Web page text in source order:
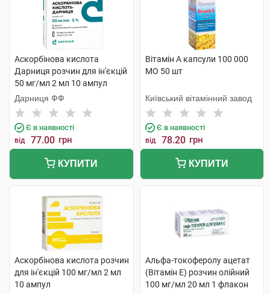
Аскорбінова кислота
Дарниця розчин для ін'єкцій
50 мг/мл 2 мл 10 ампул
Дарниця ФФ
Є в наявності
від 77.00 грн
КУПИТИ
Вітамін A капсули 100 000
МО 50 шт
Київський вітамінний завод
Є в наявності
від 78.20 грн
КУПИТИ
Аскорбінова кислота розчин
для ін'єкцій 100 мг/мл 2 мл
10 ампул
Альфа-токоферолу ацетат
(Вітамін E) розчин олійний
100 мг/мл 20 мл 1 флакон